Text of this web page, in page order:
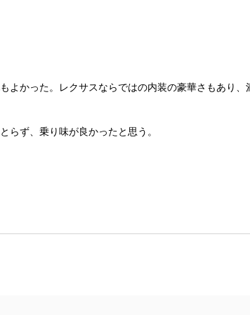
よかった。レクサスならではの内装の豪華さもあり、
らず、乗り味が良かったと思う。